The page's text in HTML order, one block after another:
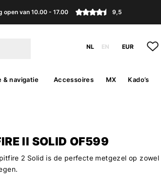
open van 10.00 - 17.00 9,5
NL EN EUR
& navigatie Accessoires MX Kado’s
II SOLID OF599
2 Solid is de perfecte metgezel op